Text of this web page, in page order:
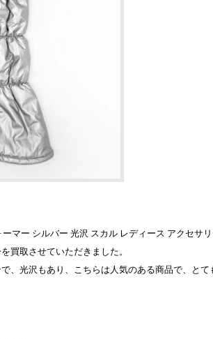
マー シルバー 光沢 スカル レディース アクセサ
買取させていただきました。
、光沢もあり、こちらは人気のある商品で、と